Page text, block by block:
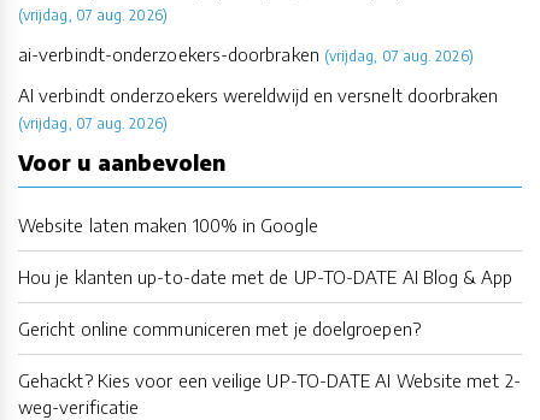
(vrijdag, 07 aug. 2026)
ai-verbindt-onderzoekers-doorbraken (vrijdag, 07 aug. 2026)
AI verbindt onderzoekers wereldwijd en versnelt doorbraken
(vrijdag, 07 aug. 2026)
Voor u aanbevolen
Website laten maken 100% in Google
Hou je klanten up-to-date met de UP-TO-DATE AI Blog & App
Gericht online communiceren met je doelgroepen?
Gehackt? Kies voor een veilige UP-TO-DATE AI Website met 2-
weg-verificatie